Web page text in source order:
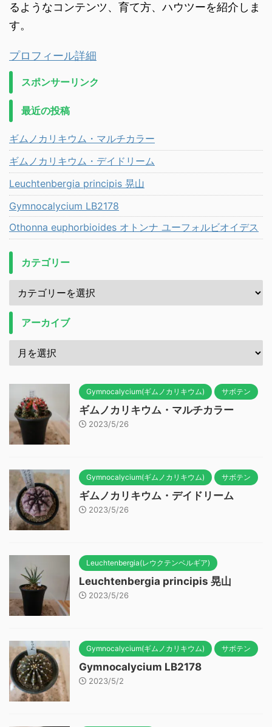
るようなコンテンツ、育て方、ハウツーを紹介しま
す。
プロフィール詳細
スポンサーリンク
最近の投稿
ギムノカリキウム・マルチカラー
ギムノカリキウム・デイドリーム
Leuchtenbergia principis 晃山
Gymnocalycium LB2178
Othonna euphorbioides オトンナ ユーフォルビオイデス
カテゴリー
アーカイブ
Gymnocalycium(ギムノカリキウム) サボテン
ギムノカリキウム・マルチカラー
2023/5/26
Gymnocalycium(ギムノカリキウム) サボテン
ギムノカリキウム・デイドリーム
2023/5/26
Leuchtenbergia(レウクテンベルギア)
Leuchtenbergia principis 晃山
2023/5/26
Gymnocalycium(ギムノカリキウム) サボテン
Gymnocalycium LB2178
2023/5/2